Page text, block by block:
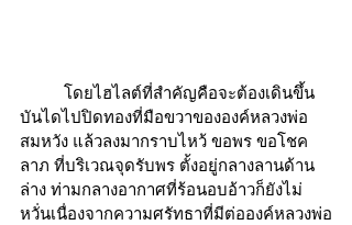
บันไดไปปิดทองที่มือขวาขององค์หลวงพ่อ
สมหวัง แล้วลงมากราบไหว้ ขอพร ขอโชค
ลาภ ที่บริเวณจุดรับพร ตั้งอยู่กลางลานด้าน
ล่าง ท่ามกลางอากาศที่ร้อนอบอ้าวก็ยังไม่
หวั่นเนื่องจากความศรัทธาที่มีต่อองค์หลวงพ่อ